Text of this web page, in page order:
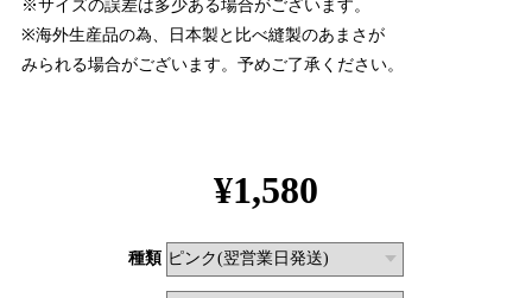
※サイズの誤差は多少ある場合がございます。
※海外生産品の為、日本製と比べ縫製のあまさが
みられる場合がございます。予めご了承ください。
¥1,580
種類